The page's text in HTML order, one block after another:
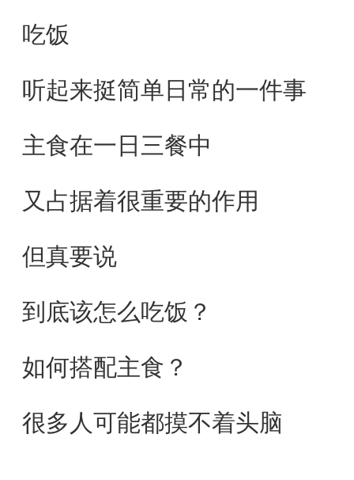
吃饭
听起来挺简单日常的一件事
主食在一日三餐中
又占据着很重要的作用
但真要说
到底该怎么吃饭？
如何搭配主食？
很多人可能都摸不着头脑